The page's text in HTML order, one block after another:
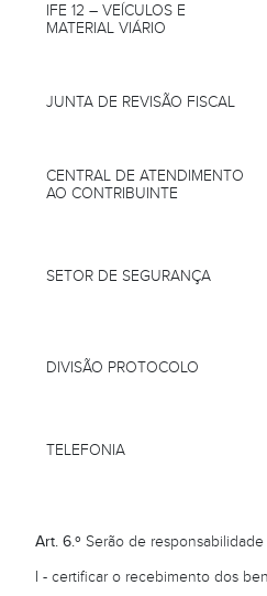
IFE 12 – VEÍCULOS E
MATERIAL VIÁRIO
JUNTA DE REVISÃO FISCAL
CENTRAL DE ATENDIMENTO
AO CONTRIBUINTE
SETOR DE SEGURANÇA
DIVISÃO PROTOCOLO
TELEFONIA
Art. 6.º Serão de
I - certificar o recebimento dos